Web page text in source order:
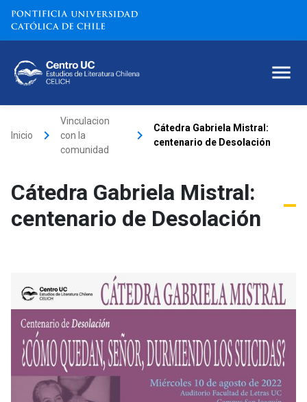
Inicio keyboard_arrow_right
Vinculacion
con la
comunidad
keyboard_arrow_right
Cátedra Gabriela Mistral:
centenario de Desolación
Cátedra Gabriela Mistral:
centenario de Desolación